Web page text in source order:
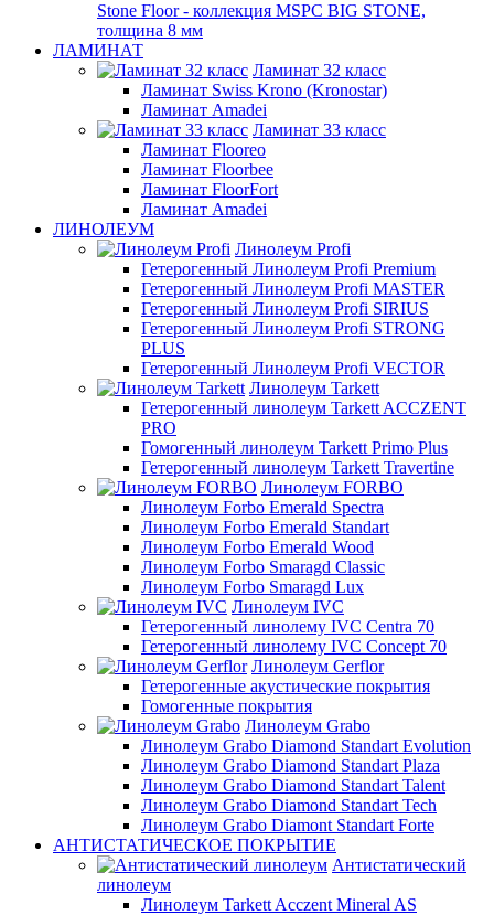
Stone Floor - коллекция MSPC BIG STONE,
толщина 8 мм
ЛАМИНАТ
Ламинат 32 класс
Ламинат Swiss Krono (Kronostar)
Ламинат Amadei
Ламинат 33 класс
Ламинат Flooreo
Ламинат Floorbee
Ламинат FloorFort
Ламинат Amadei
ЛИНОЛЕУМ
Линолеум Profi
Гетерогенный Линолеум Profi Premium
Гетерогенный Линолеум Profi MASTER
Гетерогенный Линолеум Profi SIRIUS
Гетерогенный Линолеум Profi STRONG
PLUS
Гетерогенный Линолеум Profi VECTOR
Линолеум Tarkett
Гетерогенный линолеум Tarkett ACCZENT
PRO
Гомогенный линолеум Tarkett Primo Plus
Гетерогенный линолеум Tarkett Travertine
Линолеум FORBO
Линолеум Forbo Emerald Spectra
Линолеум Forbo Emerald Standart
Линолеум Forbo Emerald Wood
Линолеум Forbo Smaragd Classic
Линолеум Forbo Smaragd Lux
Линолеум IVC
Гетерогенный линолему IVC Centra 70
Гетерогенный линолему IVC Concept 70
Линолеум Gerflor
Гетерогенные акустические покрытия
Гомогенные покрытия
Линолеум Grabo
Линолеум Grabo Diamond Standart Evolution
Линолеум Grabo Diamond Standart Plaza
Линолеум Grabo Diamond Standart Talent
Линолеум Grabo Diamond Standart Tech
Линолеум Grabo Diamont Standart Forte
АНТИСТАТИЧЕСКОЕ ПОКРЫТИЕ
Антистатический
линолеум
Линолеум Tarkett Acczent Mineral AS